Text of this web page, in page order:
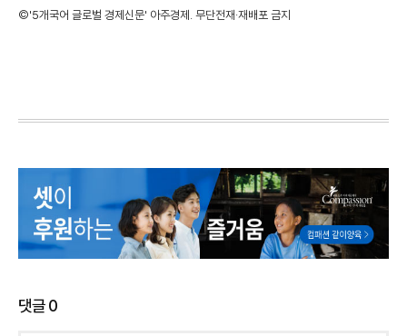
©'5개국어 글로벌 경제신문' 아주경제. 무단전재·재배포 금지
댓글0